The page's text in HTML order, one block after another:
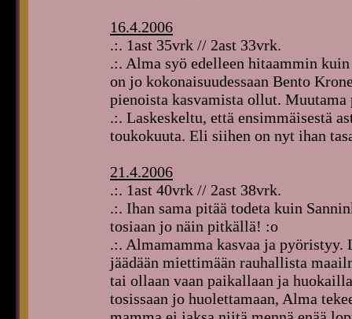
16.4.2006
.:. 1ast 35vrk // 2ast 33vrk.
.:. Alma syö edelleen hitaammin
on jo kokonaisuudessaan Bento
pienoista kasvamista ollut.
.:. Laskeskeltu, että ensimmäisestä
toukokuuta. Eli siihen on nyt ihan
21.4.2006
.:. 1ast 40vrk // 2ast 38vrk.
.:. Ihan sama pitää todeta kuin
tosiaan jo näin pitkällä! :o
.:. Almamamma kasvaa ja
jäädään miettimään rauhallista
tai ollaan vaan paikallaan ja
tosissaan jo huolettamaan, Alma